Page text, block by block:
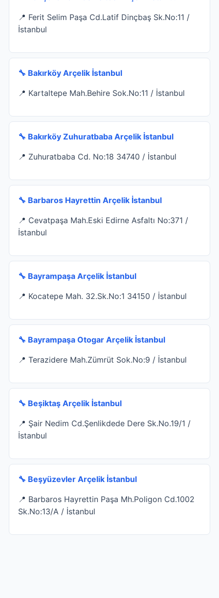
📍 Ferit Selim Paşa Cd.Latif Dinçbaş Sk.No:11 /
İstanbul
🔧 Bakırköy Arçelik İstanbul
📍 Kartaltepe Mah.Behire Sok.No:11 / İstanbul
🔧 Bakırköy Zuhuratbaba Arçelik İstanbul
📍 Zuhuratbaba Cd. No:18 34740 / İstanbul
🔧 Barbaros Hayrettin Arçelik İstanbul
📍 Cevatpaşa Mah.Eski Edirne Asfaltı No:371 /
İstanbul
🔧 Bayrampaşa Arçelik İstanbul
📍 Kocatepe Mah. 32.Sk.No:1 34150 / İstanbul
🔧 Bayrampaşa Otogar Arçelik İstanbul
📍 Terazidere Mah.Zümrüt Sok.No:9 / İstanbul
🔧 Beşiktaş Arçelik İstanbul
📍 Şair Nedim Cd.Şenlikdede Dere Sk.No.19/1 /
İstanbul
🔧 Beşyüzevler Arçelik İstanbul
📍 Barbaros Hayrettin Paşa Mh.Poligon Cd.1002
Sk.No:13/A / İstanbul